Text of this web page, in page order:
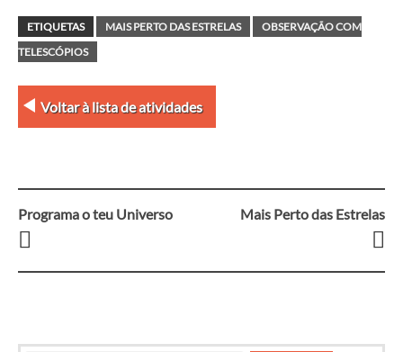
ETIQUETAS MAIS PERTO DAS ESTRELAS
OBSERVAÇÃO COM
TELESCÓPIOS
Voltar à lista de atividades
Navegação
entre
Programa o teu Universo Mais Perto das Estrelas